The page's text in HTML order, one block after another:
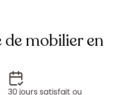
de mobilier en
30 jours satisfait ou